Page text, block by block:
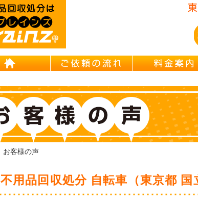
HOME ご依頼の流れ
お客様の声
不用品回収処分 自転車（東京都 国